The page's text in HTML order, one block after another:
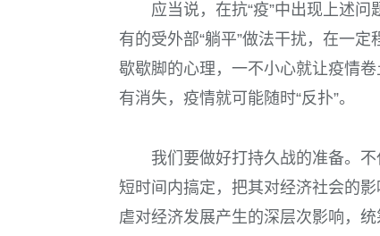
应当说，在抗“疫”中出现上述
有的受外部“躺平”做法干扰，在一定
歇歇脚的心理，一不小心就让疫情
有消失，疫情就可能随时“反扑”。
我们要做好打持久战的准备。
短时间内搞定，把其对经济社会的
虐对经济发展产生的深层次影响，